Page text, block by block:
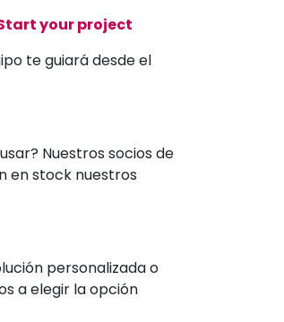
your project
te guiará desde el
Nuestros socios de
en stock nuestros
personalizada o
a elegir la opción